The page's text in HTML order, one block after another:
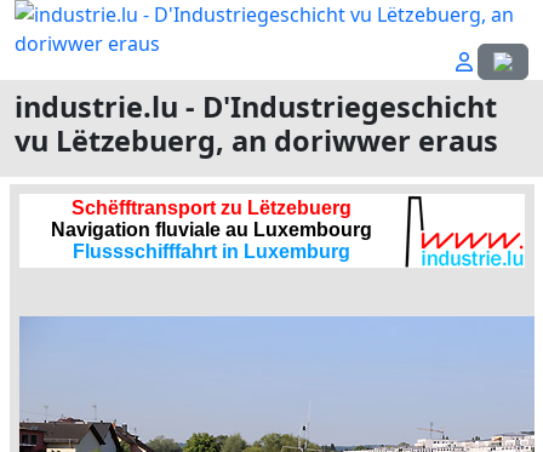
industrie.lu - D'Industriegeschicht
vu Lëtzebuerg, an doriwwer eraus